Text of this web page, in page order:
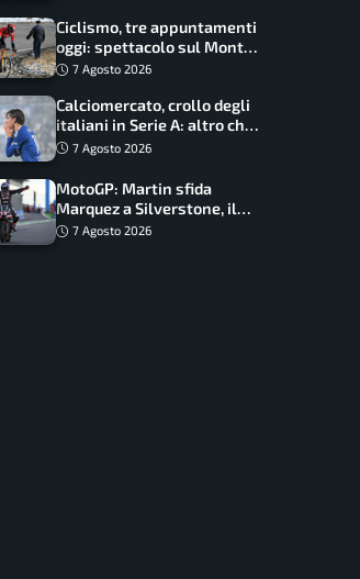
record
Ciclismo, tre appuntamenti
oggi: spettacolo sul Mont
Ventoux, orari e come
7 Agosto 2026
Calciomercato, crollo degli
italiani in Serie A: altro che
svolta dopo il Mondiale
7 Agosto 2026
MotoGP: Martin sfida
Marquez a Silverstone, il
programma e gli orari
7 Agosto 2026